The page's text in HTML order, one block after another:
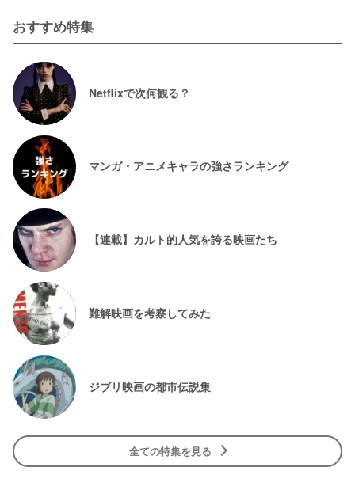
おすすめ特集
Netflixで次何観る？
マンガ・アニメキャラの強さランキング
【連載】カルト的人気を誇る映画たち
難解映画を考察してみた
ジブリ映画の都市伝説集
全ての特集を見る